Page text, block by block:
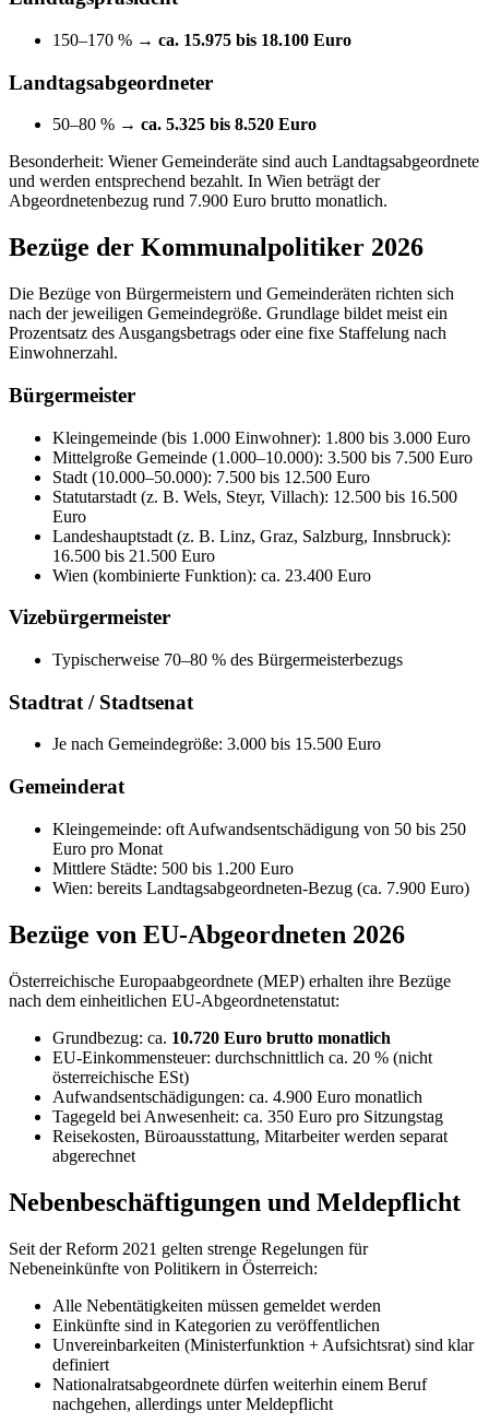
150–170 % → ca. 15.975 bis 18.100 Euro
Landtagsabgeordneter
50–80 % → ca. 5.325 bis 8.520 Euro
Besonderheit: Wiener Gemeinderäte sind auch Landtagsabgeordnete
und werden entsprechend bezahlt. In Wien beträgt der
Abgeordnetenbezug rund 7.900 Euro brutto monatlich.
Bezüge der Kommunalpolitiker 2026
Die Bezüge von Bürgermeistern und Gemeinderäten richten sich
nach der jeweiligen Gemeindegröße. Grundlage bildet meist ein
Prozentsatz des Ausgangsbetrags oder eine fixe Staffelung nach
Einwohnerzahl.
Bürgermeister
Kleingemeinde (bis 1.000 Einwohner): 1.800 bis 3.000 Euro
Mittelgroße Gemeinde (1.000–10.000): 3.500 bis 7.500 Euro
Stadt (10.000–50.000): 7.500 bis 12.500 Euro
Statutarstadt (z. B. Wels, Steyr, Villach): 12.500 bis 16.500
Euro
Landeshauptstadt (z. B. Linz, Graz, Salzburg, Innsbruck):
16.500 bis 21.500 Euro
Wien (kombinierte Funktion): ca. 23.400 Euro
Vizebürgermeister
Typischerweise 70–80 % des Bürgermeisterbezugs
Stadtrat / Stadtsenat
Je nach Gemeindegröße: 3.000 bis 15.500 Euro
Gemeinderat
Kleingemeinde: oft Aufwandsentschädigung von 50 bis 250
Euro pro Monat
Mittlere Städte: 500 bis 1.200 Euro
Wien: bereits Landtagsabgeordneten-Bezug (ca. 7.900 Euro)
Bezüge von EU-Abgeordneten 2026
Österreichische Europaabgeordnete (MEP) erhalten ihre Bezüge
nach dem einheitlichen EU-Abgeordnetenstatut:
Grundbezug: ca. 10.720 Euro brutto monatlich
EU-Einkommensteuer: durchschnittlich ca. 20 % (nicht
österreichische ESt)
Aufwandsentschädigungen: ca. 4.900 Euro monatlich
Tagegeld bei Anwesenheit: ca. 350 Euro pro Sitzungstag
Reisekosten, Büroausstattung, Mitarbeiter werden separat
abgerechnet
Nebenbeschäftigungen und Meldepflicht
Seit der Reform 2021 gelten strenge Regelungen für
Nebeneinkünfte von Politikern in Österreich:
Alle Nebentätigkeiten müssen gemeldet werden
Einkünfte sind in Kategorien zu veröffentlichen
Unvereinbarkeiten (Ministerfunktion + Aufsichtsrat) sind klar
definiert
Nationalratsabgeordnete dürfen weiterhin einem Beruf
nachgehen, allerdings unter Meldepflicht